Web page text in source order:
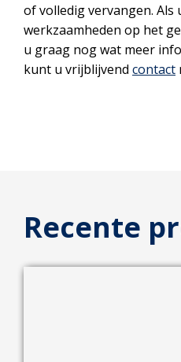
of volledig vervangen.
werkzaamheden op het
u graag nog wat meer
kunt u vrijblijvend contact
Recente